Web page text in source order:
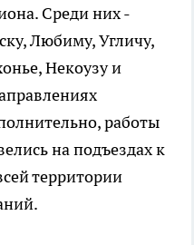
Среди них -
Любиму, Угличу,
Некоузу и
работы
на подъездах к
территории